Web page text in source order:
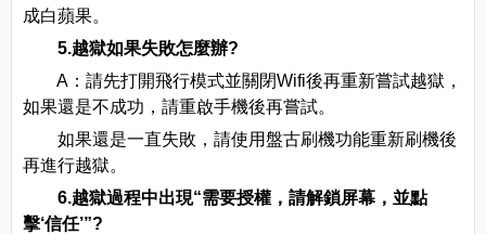
成白蘋果。
5.越獄如果失敗怎麼辦?
A：請先打開飛行模式並關閉Wifi後再重新嘗試越獄，
如果還是不成功，請重啟手機後再嘗試。
如果還是一直失敗，請使用盤古刷機功能重新刷機後
再進行越獄。
6.越獄過程中出現“需要授權，請解鎖屏幕，並點
擊‘信任’”?